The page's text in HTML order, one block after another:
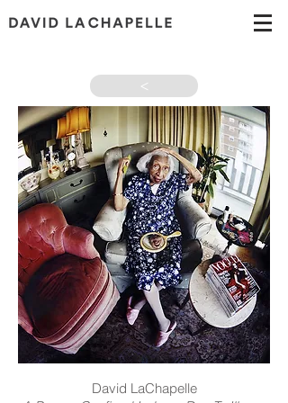
>
David LaChapelle